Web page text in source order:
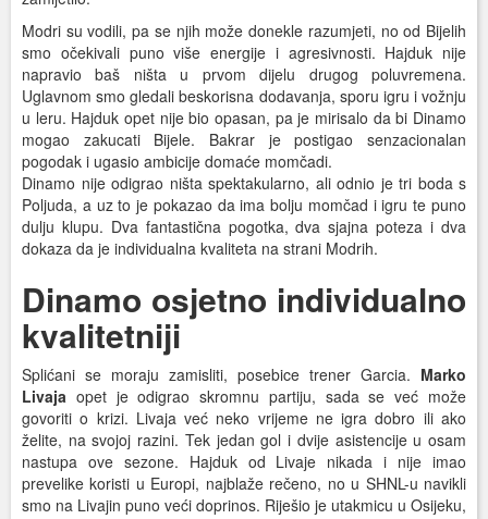
Modri su vodili, pa se njih može donekle razumjeti, no od Bijelih
smo očekivali puno više energije i agresivnosti. Hajduk nije
napravio baš ništa u prvom dijelu drugog poluvremena.
Uglavnom smo gledali beskorisna dodavanja, sporu igru i vožnju
u leru. Hajduk opet nije bio opasan, pa je mirisalo da bi Dinamo
mogao zakucati Bijele. Bakrar je postigao senzacionalan
pogodak i ugasio ambicije domaće momčadi.
Dinamo nije odigrao ništa spektakularno, ali odnio je tri boda s
Poljuda, a uz to je pokazao da ima bolju momčad i igru te puno
dulju klupu. Dva fantastična pogotka, dva sjajna poteza i dva
dokaza da je individualna kvaliteta na strani Modrih.
Dinamo osjetno individualno
kvalitetniji
Splićani se moraju zamisliti, posebice trener Garcia. Marko
Livaja opet je odigrao skromnu partiju, sada se već može
govoriti o krizi. Livaja već neko vrijeme ne igra dobro ili ako
želite, na svojoj razini. Tek jedan gol i dvije asistencije u osam
nastupa ove sezone. Hajduk od Livaje nikada i nije imao
prevelike koristi u Europi, najblaže rečeno, no u SHNL-u navikli
smo na Livajin puno veći doprinos. Riješio je utakmicu u Osijeku,